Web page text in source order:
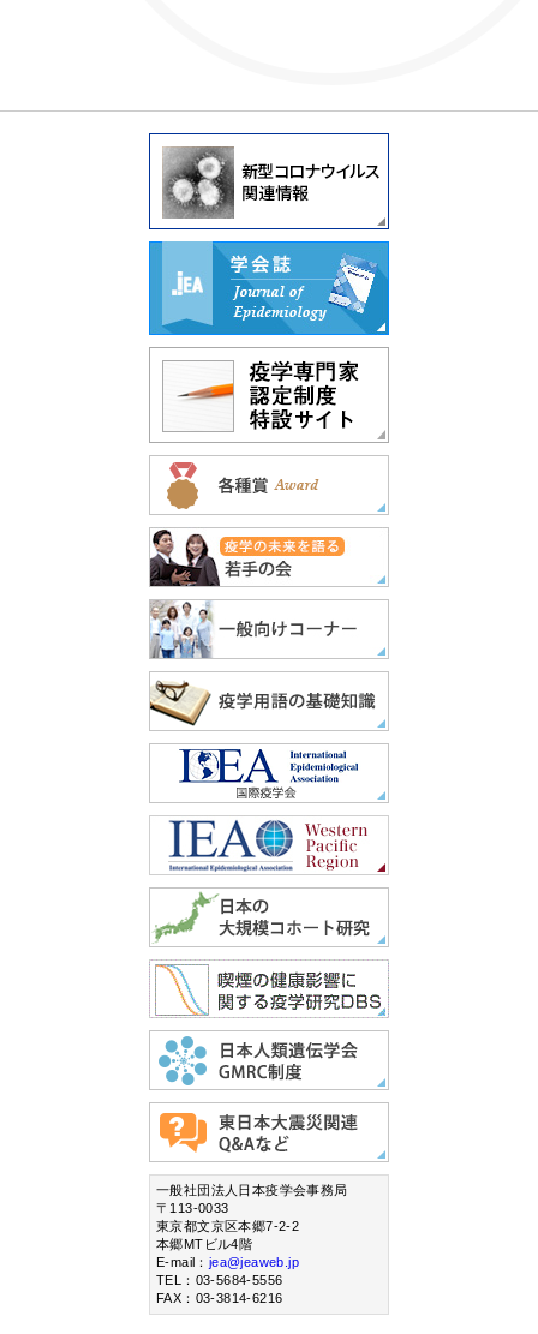
一般社団法人日本疫学会事務局
〒113-0033
東京都文京区本郷7-2-2
本郷MTビル4階
E-mail： jea@jeaweb.jp
TEL：03-5684-5556
FAX：03-3814-6216